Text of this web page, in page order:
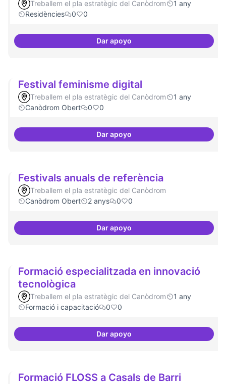
Treballem el pla estratègic del Canòdrom
1 any
Residències
0 0
Dar apoyoExplicitar el retorn
Festival feminisme digital
Treballem el pla estratègic del Canòdrom
1 any
Canòdrom Obert
0 0
Dar apoyoFestival feminisme digital
Festivals anuals de referència
Treballem el pla estratègic del Canòdrom
Canòdrom Obert
2 anys 0 0
Dar apoyoFestivals anuals de referència
Formació especialitzada en innovació
tecnològica
Treballem el pla estratègic del Canòdrom
1 any
Formació i capacitació
0 0
Dar apoyoFormació especialitzada en
Formació FLOSS a Casals de Barri